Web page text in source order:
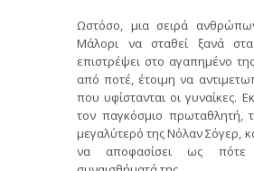
Ωστόσο, μια σειρά
Μάλορι να σταθεί ξανά
επιστρέψει στο αγαπημένο
από ποτέ, έτοιμη να
που υφίστανται οι γυναίκες.
τον παγκόσμιο πρωταθλητή,
μεγαλύτερό της Νόλαν Σόγερ,
να αποφασίσει ως πότε